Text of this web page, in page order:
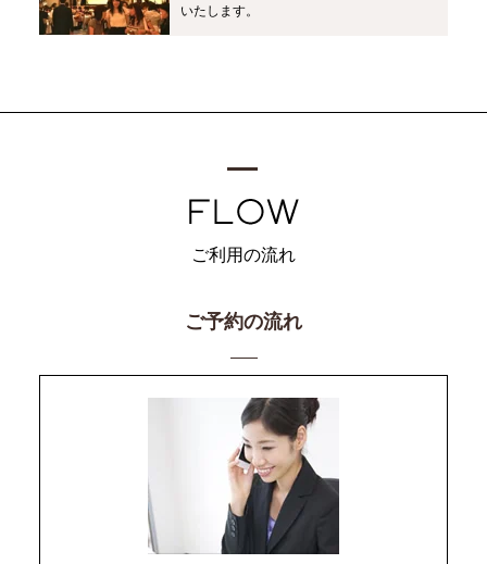
いたします。
ご利用の流れ
ご予約の流れ